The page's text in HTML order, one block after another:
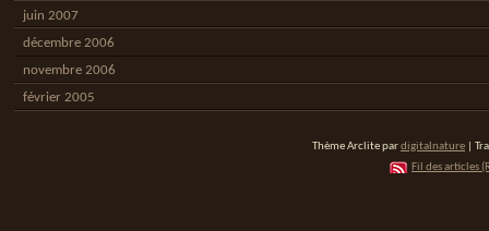
juin 2007
décembre 2006
novembre 2006
février 2005
Thème Arclite pardigitalnature |
Fil des articles